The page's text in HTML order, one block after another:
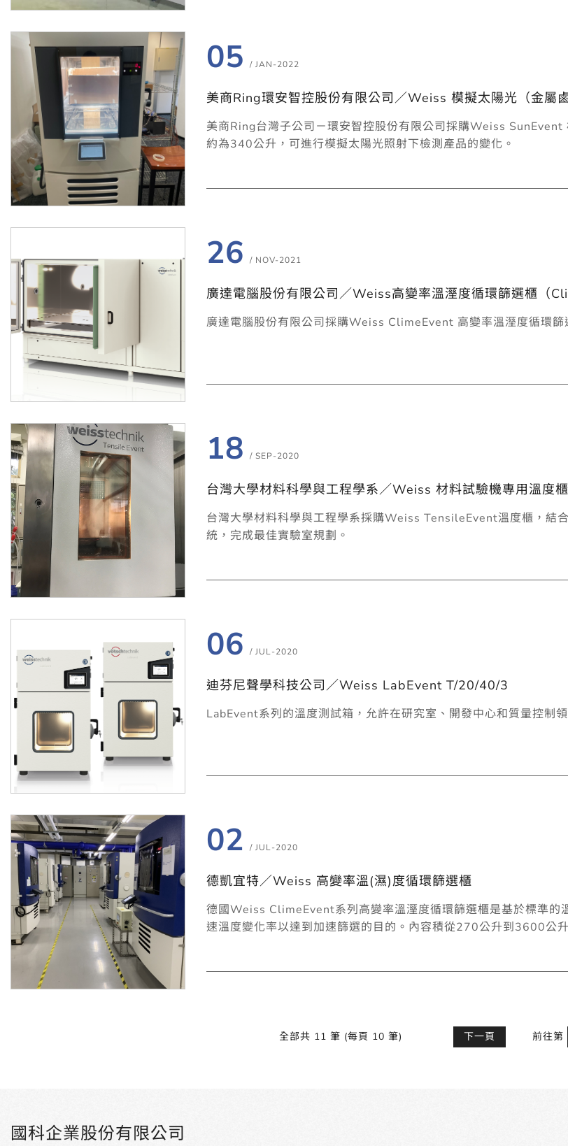
05 / JAN-2022
美商Ring環安智控股份有限公司／Weiss 模擬太陽光（金屬
美商Ring台灣子公司－環安智控股份有限公司採購Weiss
約為340公升，可進行模擬太陽光照射下檢測產品的變化。
26 / NOV-2021
廣達電腦股份有限公司／Weiss高變率溫溼度循環篩選櫃（
廣達電腦股份有限公司採購Weiss ClimeEvent 高變率溫溼度循環
18 / SEP-2020
台灣大學材料科學與工程學系／Weiss 材料試驗機專用溫度
台灣大學材料科學與工程學系採購Weiss TensileEvent溫度櫃，結
統，完成最佳實驗室規劃。
06 / JUL-2020
迪芬尼聲學科技公司／Weiss LabEvent T/20/40/3
LabEvent系列的溫度測試箱，允許在研究室、開發中心和質量控制
02 / JUL-2020
德凱宜特／Weiss 高變率溫(濕)度循環篩選櫃
德國Weiss ClimeEvent系列高變率溫溼度循環篩選櫃是基於標準的
速溫度變化率以達到加速篩選的目的。內容積從270公升到3600公
全部共 11 筆 (每頁 10 筆) 下一頁 前往第
國科企業股份有限公司